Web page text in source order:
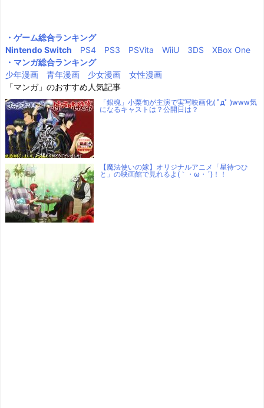
・ゲーム総合ランキング
Nintendo Switch
PS4 PS3 PSVita WiiU 3DS
XBox One
・マンガ総合ランキング
少年漫画
青年漫画 少女漫画
女性漫画
「マンガ」のおすすめ人気記事
「銀魂」小栗旬が主演で実写映画化( ﾟдﾟ )www気
になるキャストは？公開日は？
【魔法使いの嫁】オリジナルアニメ「星待つひ
と」の映画館で見れるよ(｀・ω・´)！！